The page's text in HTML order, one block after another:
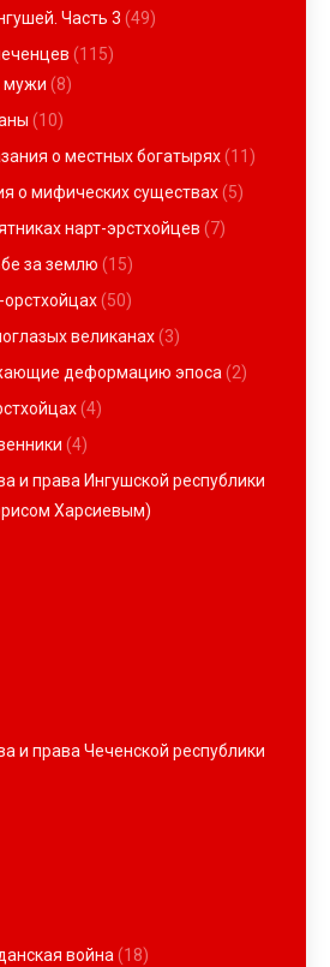
Часть 3 (49)
(115)
мужи (8)
(10)
о местных богатырях(11)
о мифических существах(5)
нарт-эрстхойцев (7)
за землю (15)
орстхойцах(50)
великанах(3)
деформацию эпоса (2)
(4)
(4)
и права Ингушской республики
Харсиевым)
и права Чеченской республики
война (18)